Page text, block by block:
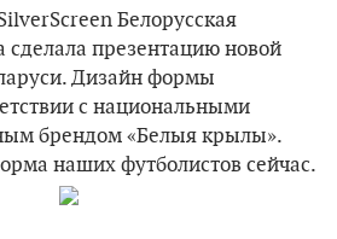
Белорусская
сделала презентацию новой
Дизайн формы
с национальными
брендом «Белыя крылы».
наших футболистов сейчас.